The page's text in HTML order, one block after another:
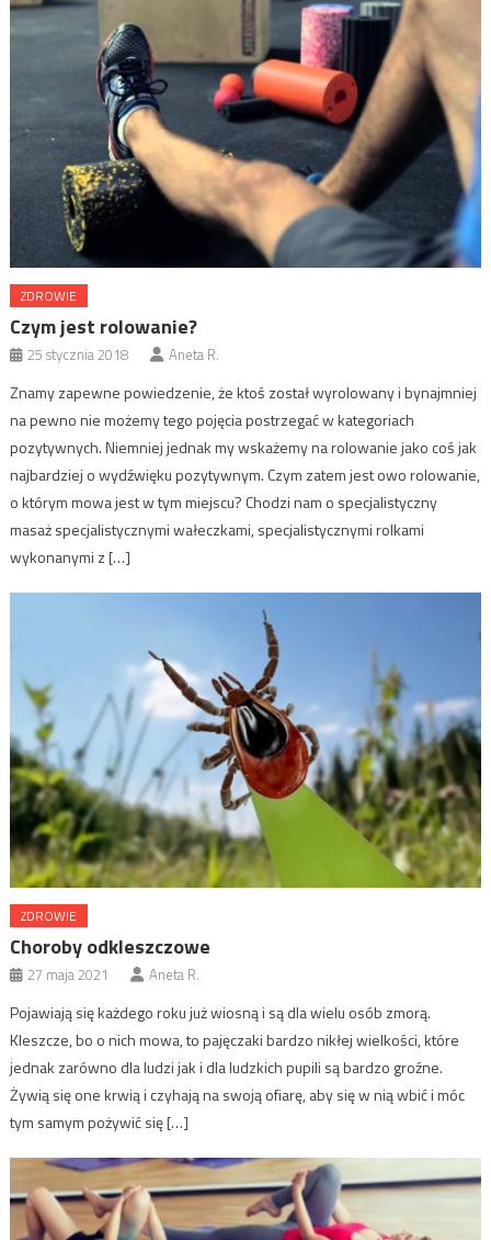
ZDROWIE
Czym jest rolowanie?
25 stycznia 2018 Aneta R.
Znamy zapewne powiedzenie, że ktoś został wyrolowany i bynajmniej
na pewno nie możemy tego pojęcia postrzegać w kategoriach
pozytywnych. Niemniej jednak my wskażemy na rolowanie jako coś jak
najbardziej o wydźwięku pozytywnym. Czym zatem jest owo rolowanie,
o którym mowa jest w tym miejscu? Chodzi nam o specjalistyczny
masaż specjalistycznymi wałeczkami, specjalistycznymi rolkami
wykonanymi z […]
ZDROWIE
Choroby odkleszczowe
27 maja 2021 Aneta R.
Pojawiają się każdego roku już wiosną i są dla wielu osób zmorą.
Kleszcze, bo o nich mowa, to pajęczaki bardzo nikłej wielkości, które
jednak zarówno dla ludzi jak i dla ludzkich pupili są bardzo groźne.
Żywią się one krwią i czyhają na swoją ofiarę, aby się w nią wbić i móc
tym samym pożywić się […]